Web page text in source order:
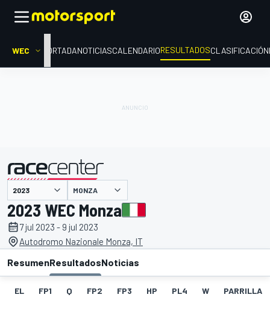
WEC PORTADANOTICIASCALENDARIORESULTADOSCLASIFICACIÓN
presentado por MONZA
2023 WEC Monza
7 jul 2023 - 9 jul 2023
Autodromo Nazionale Monza, IT
ResumenResultadosNoticias
EL FP1 Q FP2 FP3 HP PL4 W PARRILLA